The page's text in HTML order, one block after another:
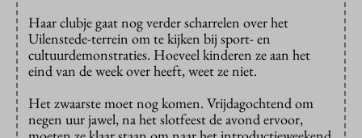
Haar clubje gaat nog verder scharrelen over het
Uilenstede-terrein om te kijken bij sport- en
cultuurdemonstraties. Hoeveel kinderen ze aan het
eind van de week over heeft, weet ze niet.
Het zwaarste moet nog komen. Vrijdagochtend om
negen uur jawel, na het slotfeest de avond ervoor,